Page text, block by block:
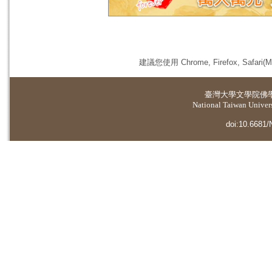
建議您使用 Chrome, Firefox,
臺灣大學文學院佛
National Taiwan
doi:10.6681/